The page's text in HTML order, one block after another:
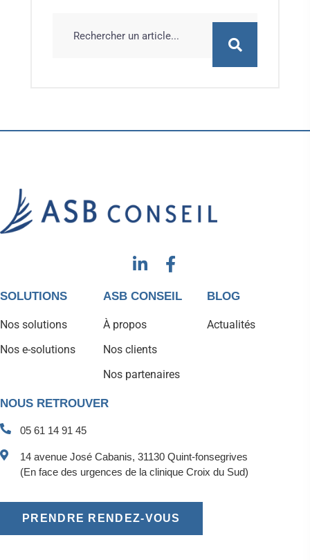
SOLUTIONS
Nos solutions
Nos e-solutions
ASB CONSEIL
À propos
Nos clients
Nos partenaires
BLOG
Actualités
NOUS RETROUVER
05 61 14 91 45
14 avenue José Cabanis, 31130 Quint-fonsegrives
(En face des urgences de la clinique Croix du Sud)
PRENDRE RENDEZ-VOUS